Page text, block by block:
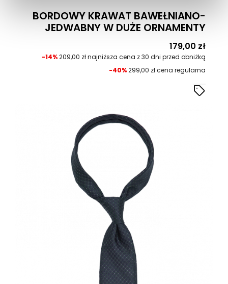
BORDOWY KRAWAT BAWEŁNIANO-
JEDWABNY W DUŻE ORNAMENTY
Cena
179,00 zł
-14%209,00 zł najniższa cena z 30 dni przed obniżką
-40%299,00 zł cena regularna